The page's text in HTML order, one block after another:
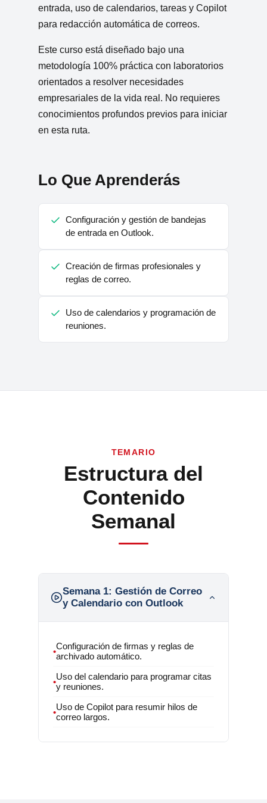
entrada, uso de calendarios, tareas y Copilot
para redacción automática de correos.
Este curso está diseñado bajo una
metodología 100% práctica con laboratorios
orientados a resolver necesidades
empresariales de la vida real. No requieres
conocimientos profundos previos para iniciar
en esta ruta.
Lo Que Aprenderás
Configuración y gestión de bandejas
de entrada en Outlook.
Creación de firmas profesionales y
reglas de correo.
Uso de calendarios y programación de
reuniones.
TEMARIO
Estructura del
Contenido
Semanal
Semana 1: Gestión de Correo
y Calendario con Outlook
•Configuración de firmas y reglas de
archivado automático.
•Uso del calendario para programar citas
y reuniones.
•Uso de Copilot para resumir hilos de
correo largos.